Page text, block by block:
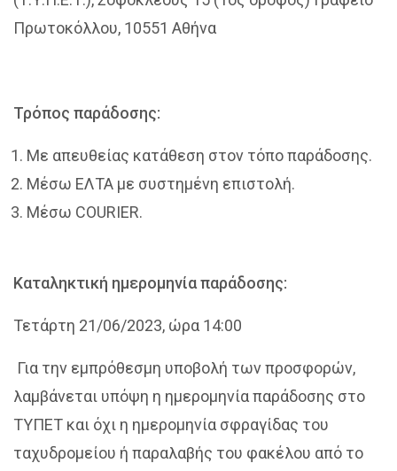
Πρωτοκόλλου, 10551 Αθήνα
Τρόπος παράδοσης:
Με απευθείας κατάθεση στον τόπο παράδοσης.
Μέσω ΕΛΤΑ με συστημένη επιστολή.
Μέσω COURIER.
Καταληκτική ημερομηνία παράδοσης:
Τετάρτη 21/06/2023, ώρα 14:00
Για την εμπρόθεσμη υποβολή των προσφορών,
λαμβάνεται υπόψη η ημερομηνία παράδοσης στο
ΤΥΠΕΤ και όχι η ημερομηνία σφραγίδας του
ταχυδρομείου ή παραλαβής του φακέλου από το